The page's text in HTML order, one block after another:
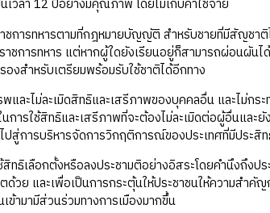
เวลา 12 ปีอย่างมีคุณภาพ โดยไม่เก็บค่าใช้จ่าย
ชการทหารตามที่กฎหมายบัญญัติ สำหรับชายที่มีสัญชา
าชการทหาร แต่หากผู้ใดยังเรียนอยู่ก็สามารถผ่อนผัน
องสำหรับเตรียมพร้อมรับใช้ชาติได้อีกทาง
พและไม่ละเมิดสิทธิและเสรีภาพของบุคคลอื่น และไม่ก
นการใช้สิทธิและเสรีภาพที่จะต้องไม่ละเมิดต่อผู้อื่นแล
ปสู่การบริหารจัดการวิกฤติการณ์ของประเทศที่มีประ
สิทธิเลือกตั้งหรือลงประชามติอย่างอิสระโดยคำนึงถึง
ด้วย และเพื่อเป็นการกระตุ้นให้ประชาชนให้ความสำคั
เข้ามามีส่วนร่วมทางการเมืองมากขึ้น